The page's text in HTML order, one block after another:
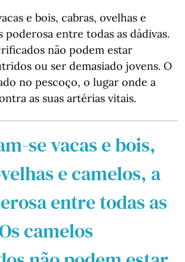
e bois, cabras, ovelhas e
poderosa entre todas as dádivas.
não podem estar
ou ser demasiado jovens. O
no pescoço, o lugar onde a
as suas artérias vitais.
se vacas e bois,
e camelos, a
entre todas as
camelos